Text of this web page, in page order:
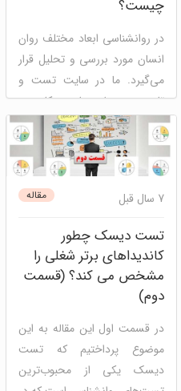
چیست؟
در روانشناسی ابعاد مختلف روان
انسان مورد بررسی و تحلیل قرار
می‌گیرد. ما در سایت تست و
تایپ، در مدلی ساده و کاربردی
تقسیم‌بندی‌های لایه‌های مختلف
روان انسان را نمایش داده‌ایم.
رویکرد ما در تهیه این مدل،
دسته‌بندی آزمون‌های مورد
استفاده در توسعه فردی و ...
mbti (ام بی تی آی)
مدل
ذهنی نئو دیسک شخصیت
شناسی
180 درجه
خودشناسی
مقاله 7 سال قبل
تست دیسک چطور
کاندیداهای برتر شغلی را
مشخص می کند؟ (قسمت
دوم)
در قسمت اول این مقاله به این
موضوع پرداختیم که تست
دیسک یکی از محبوب‌ترین